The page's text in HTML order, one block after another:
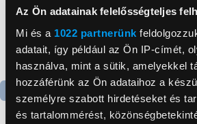
Az Ön adatainak felelősségteljes
Mi és a 1022 partnerünk
adatait, így például az Ön IP-címét,
használva, mint a sütik, amelyekkel
hozzáférünk az Ön adataihoz a
személyre szabott hirdetéseket és
és tartalommérést,